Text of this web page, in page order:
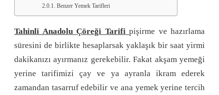
Benzer Yemek Tarifleri
Tahinli Anadolu Çöreği Tarifi pişirme ve hazırlama
süresini de birlikte hesaplarsak yaklaşık bir saat yirmi
dakikanızı ayırmanız gerekebilir. Fakat akşam yemeği
yerine tarifimizi çay ve ya ayranla ikram ederek
zamandan tasarruf edebilir ve ana yemek yerine tercih